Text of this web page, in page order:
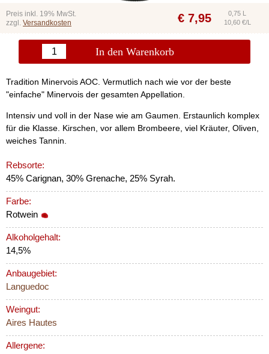
Preis inkl. 19% MwSt.
zzgl. Versandkosten € 7,95
0,75 L
10,60 €/L
In den Warenkorb
Tradition Minervois AOC. Vermutlich nach wie vor der beste
"einfache" Minervois der gesamten Appellation.
Intensiv und voll in der Nase wie am Gaumen. Erstaunlich komplex
für die Klasse. Kirschen, vor allem Brombeere, viel Kräuter, Oliven,
weiches Tannin.
Rebsorte:
45% Carignan, 30% Grenache, 25% Syrah.
Farbe:
Rotwein
Alkoholgehalt:
14,5%
Anbaugebiet:
Languedoc
Weingut:
Aires Hautes
Allergene: